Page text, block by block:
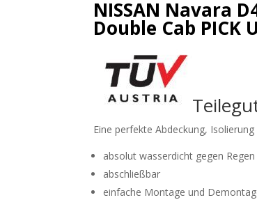
NISSAN Navara
Double Cab PICK
Eine perfekte Abdeckung,
absolut wasserdicht gegen Regen
abschließbar
einfache Montage und